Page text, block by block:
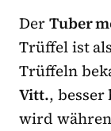
DerTuber
Trüffel ist
Trüffeln
Vitt.,
wird